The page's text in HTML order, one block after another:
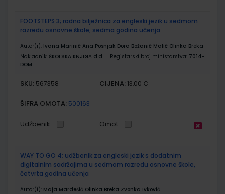
FOOTSTEPS 3; radna bilježnica za engleski jezik u sedmom
razredu osnovne škole, sedma godina učenja
Autor(i): Ivana Marinić Ana Posnjak Dora Božanić Malić Olinka Breka
Nakladnik: ŠKOLSKA KNJIGA d.d. Registarski broj ministarstva: 7014-
DOM
SKU: 567358 CIJENA: 13,00 €
ŠIFRA OMOTA: 500163
Udžbenik Omot
WAY TO GO 4; udžbenik za engleski jezik s dodatnim
digitalnim sadržajima u sedmom razredu osnovne škole,
četvrta godina učenja
Autor(i): Maja Mardešić Olinka Breka Zvonka Ivković